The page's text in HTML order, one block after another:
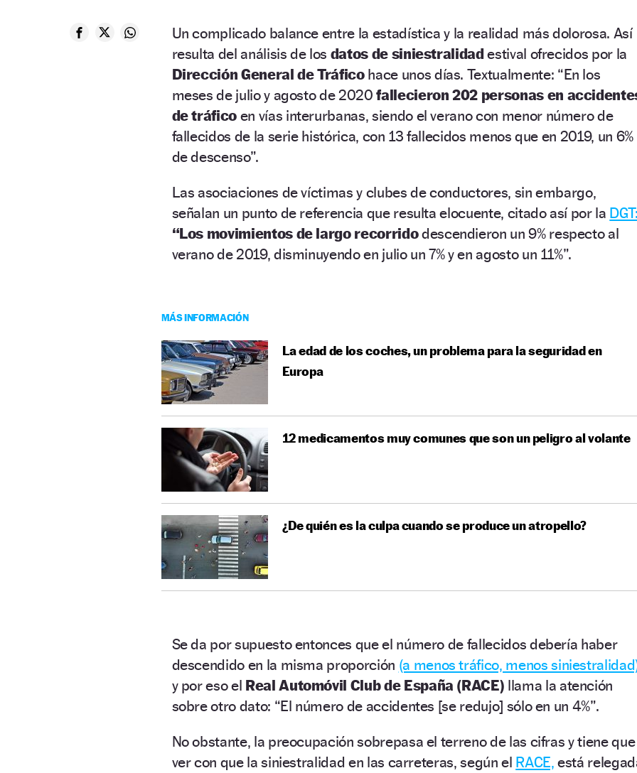
Un complicado balance entre la estadística y la realidad más dolorosa. Así
resulta del análisis de los datos de siniestralidadestival ofrecidos por la
Dirección General de Tráficohace unos días. Textualmente: “En los
meses de julio y agosto de 2020fallecieron 202 personas en
de tráfico en vías interurbanas, siendo el verano con menor número de
fallecidos de la serie histórica, con 13 fallecidos menos que en 2019, un 6%
de descenso”.
Las asociaciones de víctimas y clubes de conductores, sin embargo,
señalan un punto de referencia que resulta elocuente, citado así por la
“Los movimientos de largo recorridodescendieron un 9% respecto al
verano de 2019, disminuyendo en julio un 7% y en agosto un 11%”.
MÁS INFORMACIÓN
La edad de los coches, un problema para la seguridad en
Europa
12 medicamentos muy comunes que son un peligro al volante
¿De quién es la culpa cuando se produce un atropello?
Se da por supuesto entonces que el número de fallecidos debería haber
descendido en la misma proporción (a menos tráfico, menos
y por eso el Real Automóvil Club de España (RACE) llama la atención
sobre otro dato: “El número de accidentes [se redujo] sólo en un 4%”.
No obstante, la preocupación sobrepasa el terreno de las cifras y tiene que
ver con que la siniestralidad en las carreteras, según el RACE, está